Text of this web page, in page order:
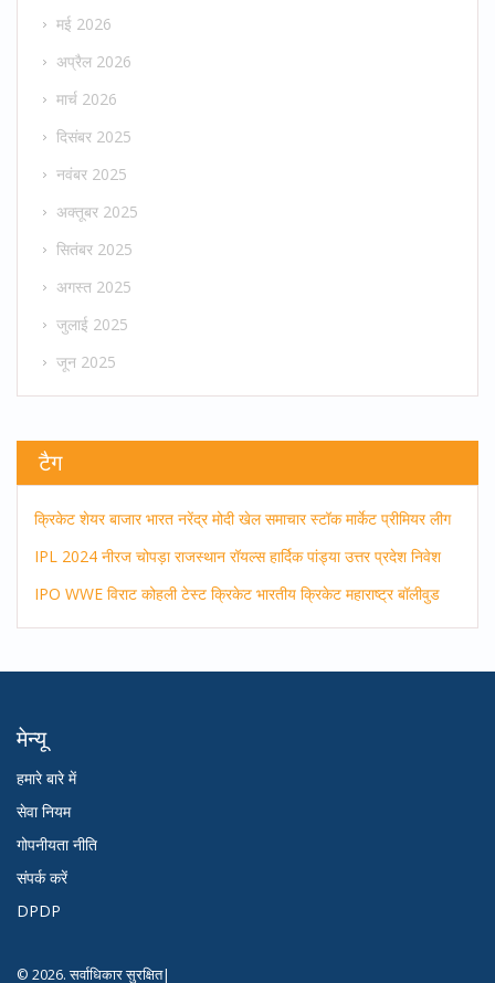
मई 2026
अप्रैल 2026
मार्च 2026
दिसंबर 2025
नवंबर 2025
अक्तूबर 2025
सितंबर 2025
अगस्त 2025
जुलाई 2025
जून 2025
टैग
क्रिकेट शेयर बाजार भारत नरेंद्र मोदी खेल समाचार स्टॉक मार्केट प्रीमियर लीग
IPL 2024 नीरज चोपड़ा राजस्थान रॉयल्स हार्दिक पांड्या उत्तर प्रदेश निवेश
IPO WWE विराट कोहली टेस्ट क्रिकेट भारतीय क्रिकेट महाराष्ट्र बॉलीवुड
मेन्यू
हमारे बारे में
सेवा नियम
गोपनीयता नीति
संपर्क करें
DPDP
© 2026. सर्वाधिकार सुरक्षित|